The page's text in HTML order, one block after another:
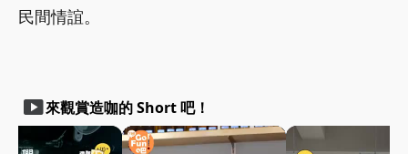
民間情誼。
smart_display來觀賞造咖的 Short 吧！